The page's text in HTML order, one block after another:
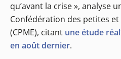
qu’avant la crise », analyse
Confédération des petites
(CPME), citant une étude
en août dernier.